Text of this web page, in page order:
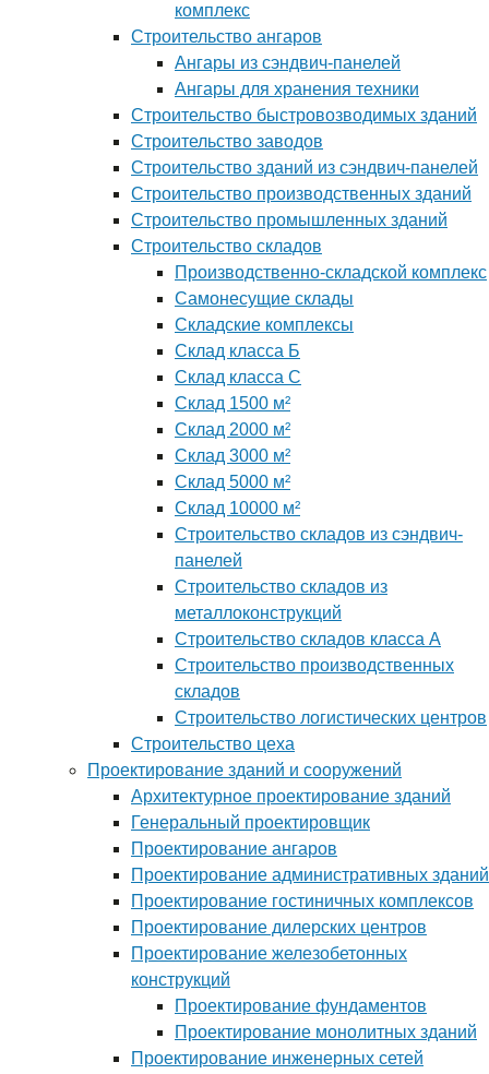
комплекс
Строительство ангаров
Ангары из сэндвич-панелей
Ангары для хранения техники
Строительство быстровозводимых зданий
Строительство заводов
Строительство зданий из сэндвич-панелей
Строительство производственных зданий
Строительство промышленных зданий
Строительство складов
Производственно-складской комплекс
Самонесущие склады
Складские комплексы
Склад класса Б
Склад класса С
Склад 1500 м²
Склад 2000 м²
Склад 3000 м²
Склад 5000 м²
Склад 10000 м²
Строительство складов из сэндвич-
панелей
Строительство складов из
металлоконструкций
Строительство складов класса А
Строительство производственных
складов
Строительство логистических центров
Строительство цеха
Проектирование зданий и сооружений
Архитектурное проектирование зданий
Генеральный проектировщик
Проектирование ангаров
Проектирование административных зданий
Проектирование гостиничных комплексов
Проектирование дилерских центров
Проектирование железобетонных
конструкций
Проектирование фундаментов
Проектирование монолитных зданий
Проектирование инженерных сетей